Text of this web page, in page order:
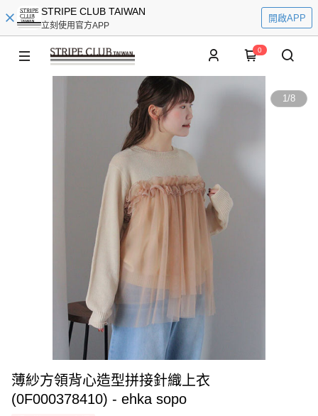
STRIPE CLUB TAIWAN
立刻使用官方APP
開啟APP
0
1/8
薄紗方領背心造型拼接針織上衣
(0F000378410) - ehka sopo